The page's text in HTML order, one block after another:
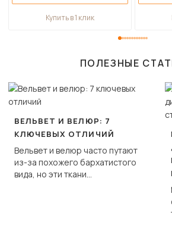
Купить в 1 клик
ПОЛЕЗНЫЕ
ВЕЛЬВЕТ И ВЕЛЮР: 7
КЛЮЧЕВЫХ ОТЛИЧИЙ
Вельвет и велюр часто путают
из-за похожего бархатистого
вида, но эти ткани